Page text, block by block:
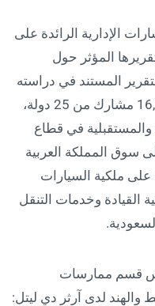
الإدارية الرائدة على
المؤثر حول
المستند في دراسته
لهذا العام إلى مرئيات أكثر من 16,000 مشارك من 25 دولة،
والمستقبلية في قطاع
سوق المملكة العربية
على ملكية السيارات
القيادة وخدمات التنقل
قسم ممارسات
والهند لدى آرثر دي ليتل: